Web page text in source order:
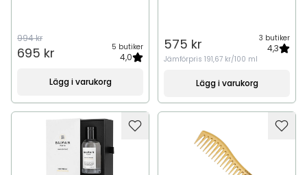
994 kr
695 kr 5 butiker
4,0
Lägg i varukorg
575 kr 3 butiker
4,3
Jämförpris 191,67 kr/100 ml
Lägg i varukorg